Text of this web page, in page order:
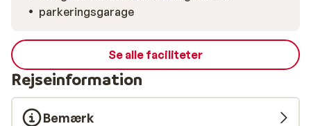
parkeringsgarage
Se alle faciliteter
Rejseinformation
Bemærk